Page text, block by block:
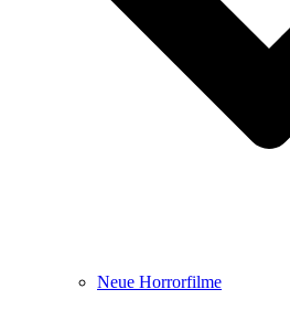
Neue Horrorfilme